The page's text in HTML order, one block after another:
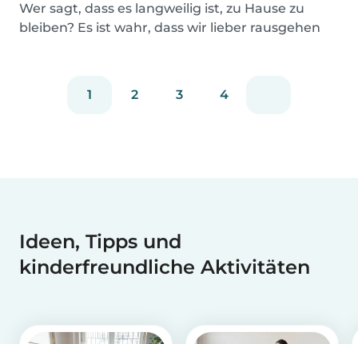
Wer sagt, dass es langweilig ist, zu Hause zu
bleiben? Es ist wahr, dass wir lieber rausgehen
1 2 3 4
Ideen, Tipps und
kinderfreundliche Aktivitäten